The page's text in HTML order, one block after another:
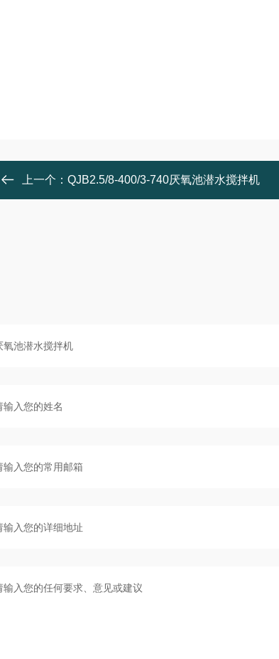
上一个： QJB2.5/8-400/3-740厌氧池潜水搅拌机